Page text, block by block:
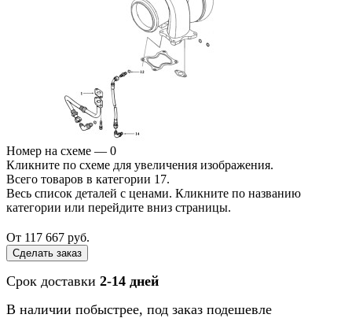
Номер на схеме — 0
Кликните по схеме для увеличения изображения.
Всего товаров в категории 17.
Весь список деталей с ценами. Кликните по названию
категории или перейдите вниз страницы.
От 117 667 руб.
Сделать заказ
Срок доставки 2-14 дней
В наличии побыстрее, под заказ подешевле